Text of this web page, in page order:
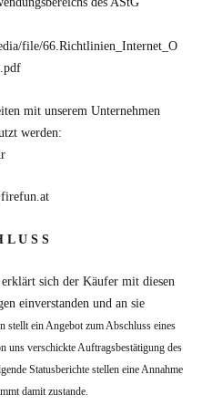
file/66.Richtlinien_Internet_O
mit unserem Unternehmen
werden:
L U S S
sich der Käufer mit diesen
einverstanden und an sie
stellt ein Angebot zum Abschluss eines
uns verschickte Auftragsbestätigung des
Statusberichte stellen eine Annahme
damit zustande.